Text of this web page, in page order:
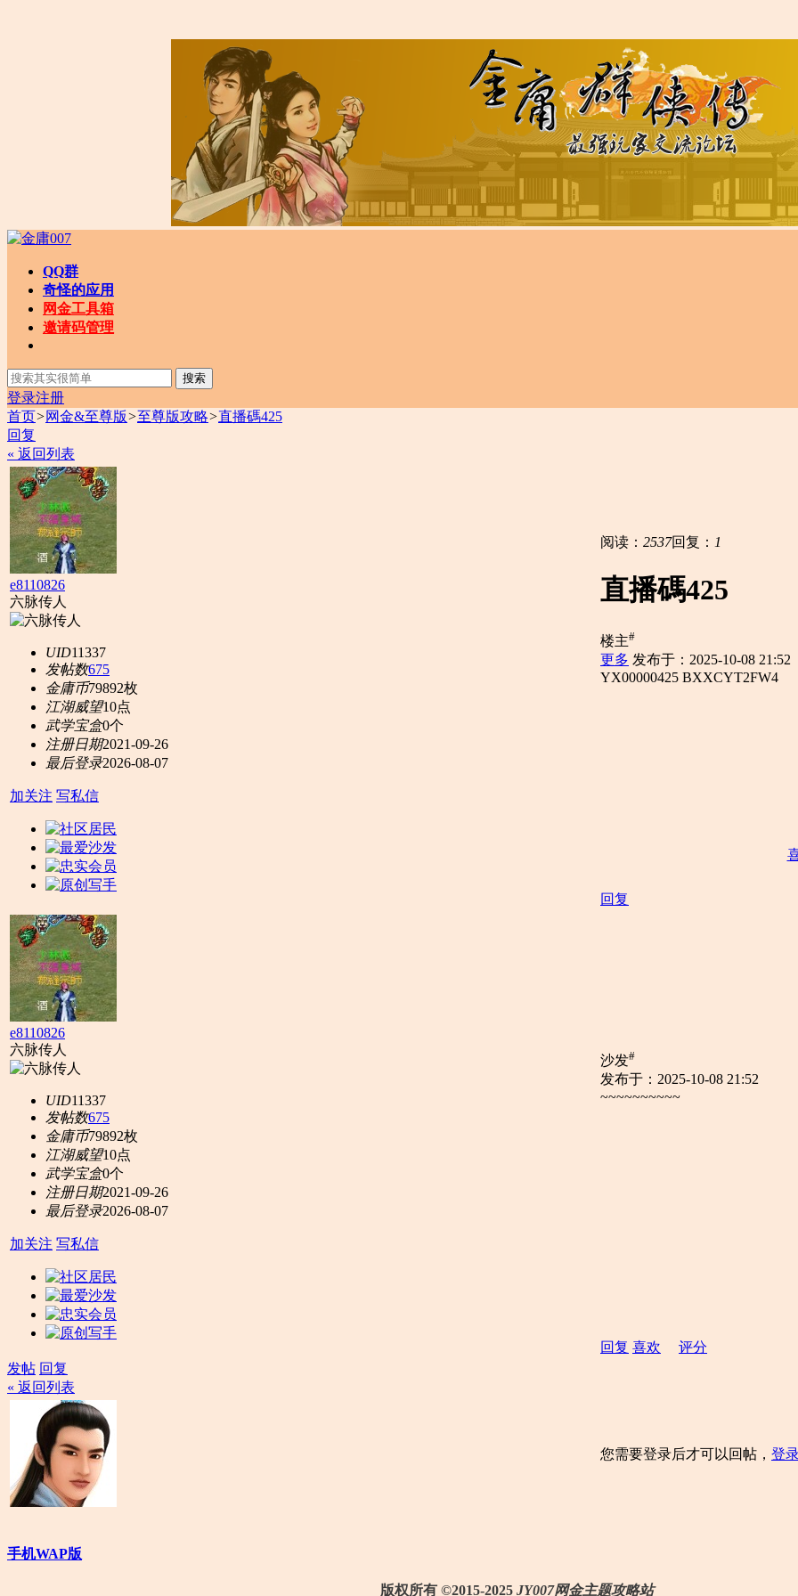
QQ群
奇怪的应用
网金工具箱
邀请码管理
搜索
登录注册
首页>网金&至尊版>至尊版攻略>直播碼425
回复
« 返回列表
e8110826
六脉传人
UID11337
发帖数675
金庸币79892枚
江湖威望10点
武学宝盒0个
注册日期2021-09-26
最后登录2026-08-07
加关注 写私信
阅读： 2537回复： 1
直播碼425
楼主#
更多 发布于：2025-10-08 21:52
YX00000425 BXXCYT2FW4
回复
e8110826
六脉传人
UID11337
发帖数675
金庸币79892枚
江湖威望10点
武学宝盒0个
注册日期2021-09-26
最后登录2026-08-07
加关注 写私信
沙发#
发布于：2025-10-08 21:52
~~~~~~~~~~
回复 喜欢
评分
发帖 回复
« 返回列表
您需要登录后才可以回帖， 登
手机WAP版
版权所有 ©2015-2025 JY007网金主题攻略站